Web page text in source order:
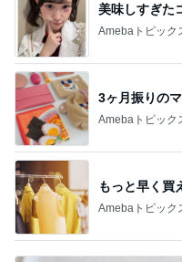
美味しすぎた
Amebaトピック
3ヶ月振りの
Amebaトピック
もっと早く買
Amebaトピック